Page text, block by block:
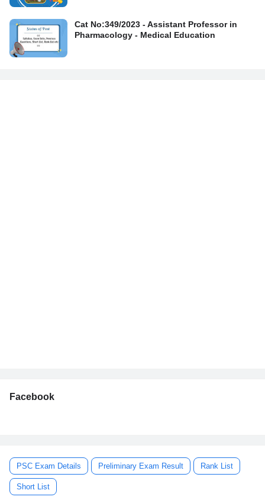
Cat No:349/2023 - Assistant Professor in
Pharmacology - Medical Education
Facebook
PSC Exam Details Preliminary Exam Result Rank List
Short List